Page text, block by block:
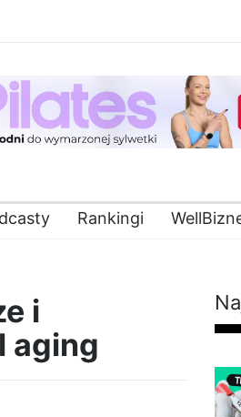
Rankingi
i
aging